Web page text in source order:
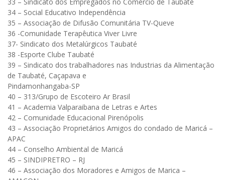
34 – Social Educativo Independência
35 – Associação de Difusão Comunitária TV-Queve
36 -Comunidade Terapêutica Viver Livre
37- Sindicato dos Metalúrgicos Taubaté
38 -Esporte Clube Taubaté
39 – Sindicato dos trabalhadores nas Industrias da Alimentação
de Taubaté, Caçapava e
Pindamonhangaba-SP
40 – 313/Grupo de Escoteiro Ar Brasil
41 – Academia Valparaibana de Letras e Artes
42 – Comunidade Educacional Pirenópolis
43 – Associação Proprietários Amigos do condado de Maricá –
APAC
44 – Conselho Ambiental de Maricá
45 – SINDIPRETRO – RJ
46 – Associação dos Moradores e Amigos de Marica –